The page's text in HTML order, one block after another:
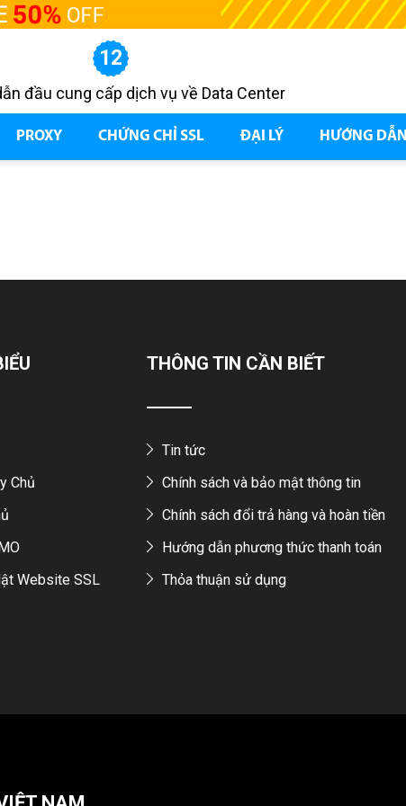
12
đầu cung cấp dịch vụ về Data Center
PROXY CHỨNG CHỈ SSL ĐẠI LÝ HƯỚNG DẪN
Chủ
Website SSL
THÔNG TIN CẦN BIẾT
Tin tức
Chính sách và bảo mật thông tin
Chính sách đổi trả hàng và hoàn tiền
Hướng dẫn phương thức thanh toán
Thỏa thuận sử dụng